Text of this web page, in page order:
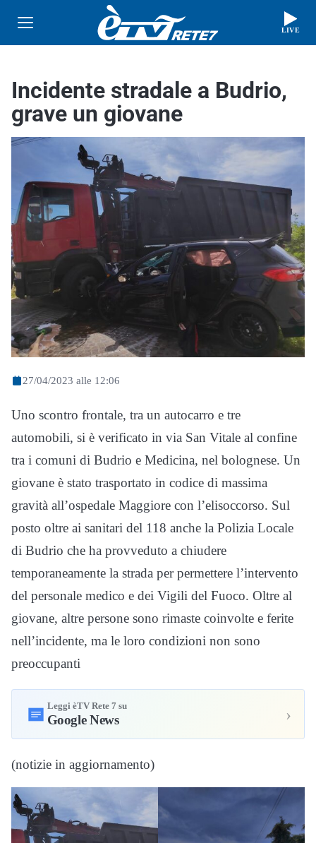
LIVE
Incidente stradale a Budrio,
grave un giovane
27/04/2023 alle 12:06
Uno scontro frontale, tra un autocarro e tre
automobili, si è verificato in via San Vitale al confine
tra i comuni di Budrio e Medicina, nel bolognese. Un
giovane è stato trasportato in codice di massima
gravità all’ospedale Maggiore con l’elisoccorso. Sul
posto oltre ai sanitari del 118 anche la Polizia Locale
di Budrio che ha provveduto a chiudere
temporaneamente la strada per permettere l’intervento
del personale medico e dei Vigili del Fuoco. Oltre al
giovane, altre persone sono rimaste coinvolte e ferite
nell’incidente, ma le loro condizioni non sono
preoccupanti
Leggi èTV Rete 7 su
Google News ›
(notizie in aggiornamento)